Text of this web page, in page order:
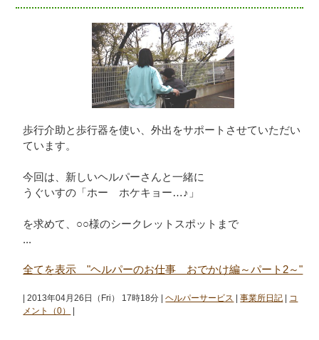
歩行介助と歩行器を使い、外出をサポートさせていただい
ています。
今回は、新しいヘルパーさんと一緒に
うぐいすの「ホー ホケキョー…♪」
を求めて、○○様のシークレットスポットまで
...
全てを表示 "ヘルパーのお仕事 おでかけ編～パート2～"
| 2013年04月26日（Fri） 17時18分 |ヘルパーサービス |事業所日記
コ
メント（0）